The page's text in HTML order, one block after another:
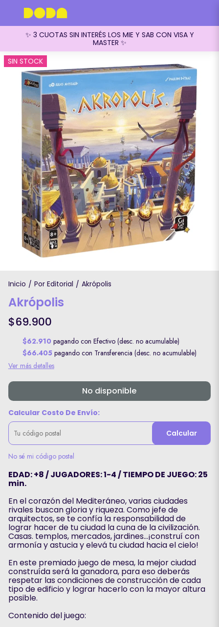
✨ 3 CUOTAS SIN INTERÉS LOS MIE Y SAB CON VISA Y
MASTER ✨
SIN STOCK
Inicio / Por Editorial / Akrópolis
Akrópolis
$69.900
$62.910 pagando con Efectivo (desc. no acumulable)
$66.405 pagando con Transferencia (desc. no acumulable)
Ver más detalles
No disponible
Calcular Costo De Envío:
Calcular
No sé mi código postal
EDAD: +8 / JUGADORES: 1-4 / TIEMPO DE JUEGO: 25
min.
En el corazón del Mediteráneo, varias ciudades
rivales buscan gloria y riqueza. Como jefe de
arquitectos, se te confía la responsabilidad de
lograr hacer de tu ciudad la cuna de la civilización.
Casas. templos, mercados, jardines...¡construí con
armonía y astucia y elevá tu ciudad hacia el cielo!
En este premiado juego de mesa, la mejor ciudad
construída será la ganadora, para eso deberás
respetar las condiciones de construcción de cada
tipo de edificio y lograr hacerlo con la mayor altura
posible.
Contenido del juego: